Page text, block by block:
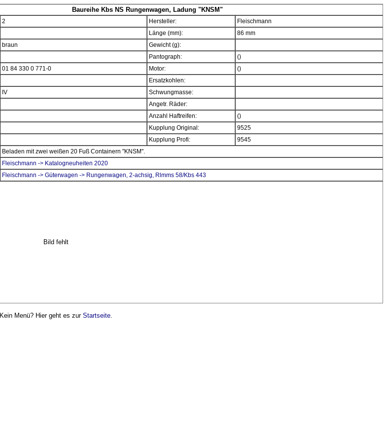
Baureihe Kbs NS Rungenwagen, Ladung "KNSM"
2 Hersteller:
Fleischmann
Länge (mm):
86 mm
braun
Gewicht (g):
Pantograph:
()
01 84 330 0 771-0 Motor:
()
Ersatzkohlen:
IV
Schwungmasse:
Angetr. Räder:
Anzahl Haftreifen:
()
Kupplung Original:
9525
Kupplung Profi:
9545
Beladen mit zwei weißen 20 Fuß Containern "KNSM".
Fleischmann -> Katalogneuheiten 2020
Fleischmann -> Güterwagen -> Rungenwagen, 2-achsig, Rlmms 58/Kbs 443
Bild fehlt
Kein Menü? Hier geht es zur Startseite.